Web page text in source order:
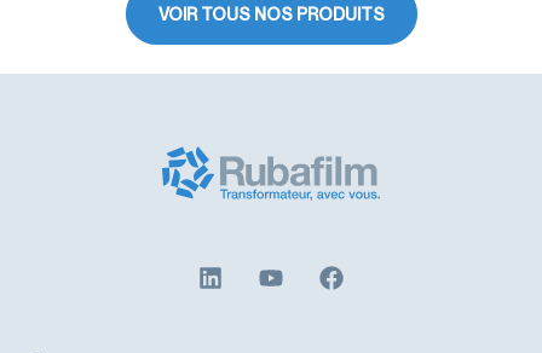
VOIR TOUS NOS PRODUITS